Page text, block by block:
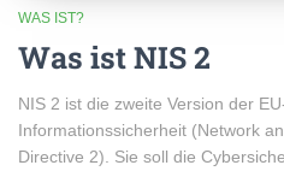
WAS IST?
Was ist NIS 2
NIS 2 ist die zweite Version der
Informationssicherheit (Network
Directive 2). Sie soll die